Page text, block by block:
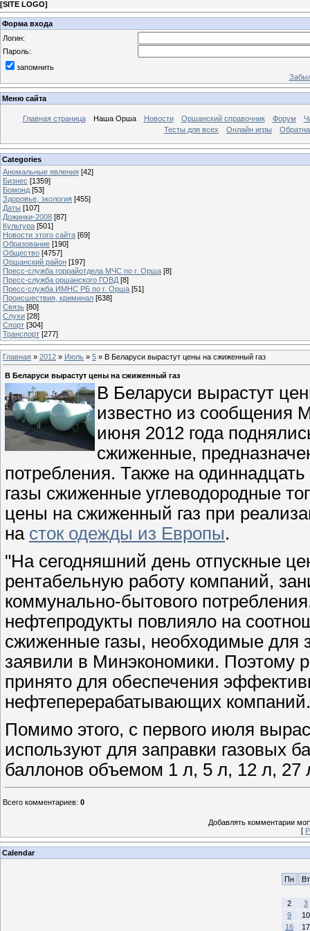
[SITE LOGO]
Форма входа
Логин:
Пароль:
запомнить
Меню сайта
Главная страница Наша Орша Новости Оршанский справочник Форум
Тесты для всех
Онлайн игры
Categories
Аномальные явления [42]
Бизнес [1359]
Бомонд [53]
Здоровье, экология [455]
Даты [107]
Дожинки-2008 [87]
Культура [501]
Новости этого сайта [69]
Образование [190]
Общество [4757]
Оршанский район [197]
Пресс-служба горрайотдела МЧС по г. Орша [8]
Пресс-служба оршанского ГОВД [8]
Пресс-служба ИМНС РБ по г. Орша [51]
Проиcшествия, криминал [638]
Связь [80]
Слухи [28]
Спорт [304]
Транспорт [277]
Главная » 2012 » Июль » 5 » В Беларуси вырастут цены на сжиженный газ
В Беларуси вырастут цены на сжиженный газ
В Беларуси вырастут
известно из сообщения
июня 2012 года
сжиженные,
потребления. Также на
газы сжиженные углеводородные
цены на сжиженный газ при
на сток одежды из Европы.
"На сегодняшний день отпускные
рентабельную работу компаний,
коммунально-бытового
нефтепродукты повлияло на
сжиженные газы, необходимые для
заявили в Минэкономики. Поэтому
принято для обеспечения
нефтеперерабатывающих компаний.
Помимо этого, с первого июля
используют для заправки газовых
баллонов объемом 1 л, 5 л, 12 л, 27
Всего комментариев: 0
Добавлять комментарии
[
Calendar
Пн Вт
2
3
9
10
16
17